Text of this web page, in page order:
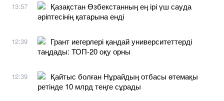
13:57
Қазақстан Өзбекстанның ең ірі үш сауда
әріптесінің қатарына енді
12:39
Грант иегерлері қандай университеттерді
таңдады: ТОП-20 оқу орны
12:39
Қайтыс болған Нұрайдың отбасы өтемақы
ретінде 10 млрд теңге сұрады